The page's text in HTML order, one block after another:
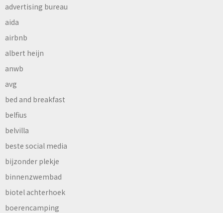
advertising bureau
aida
airbnb
albert heijn
anwb
avg
bed and breakfast
belfius
belvilla
beste social media
bijzonder plekje
binnenzwembad
biotel achterhoek
boerencamping